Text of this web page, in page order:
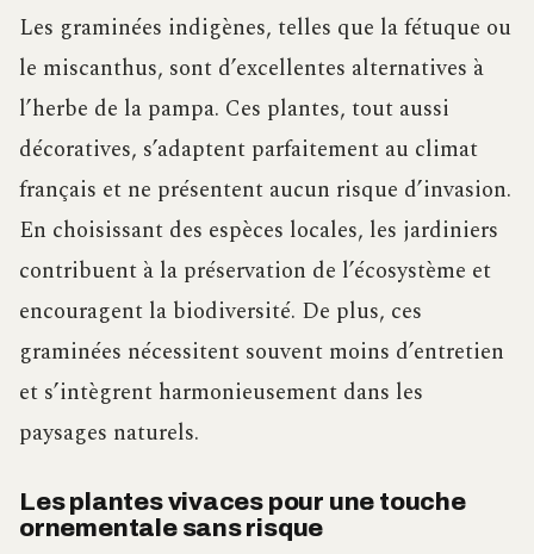
Les graminées indigènes, telles que la fétuque ou
le miscanthus, sont d’excellentes alternatives à
l’herbe de la pampa. Ces plantes, tout aussi
décoratives, s’adaptent parfaitement au climat
français et ne présentent aucun risque d’invasion.
En choisissant des espèces locales, les jardiniers
contribuent à la préservation de l’écosystème et
encouragent la biodiversité. De plus, ces
graminées nécessitent souvent moins d’entretien
et s’intègrent harmonieusement dans les
paysages naturels.
Les plantes vivaces pour une touche
ornementale sans risque